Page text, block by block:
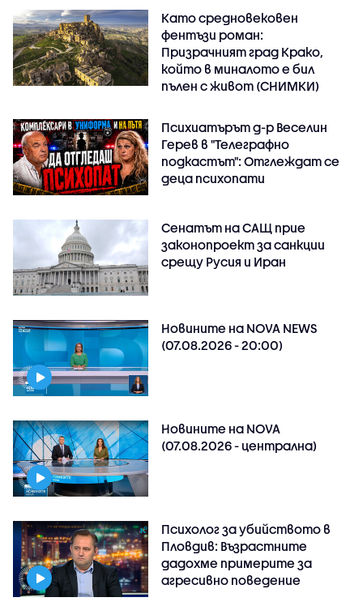
Като средновековен
фентъзи роман:
Призрачният град Крако,
който в миналото е бил
пълен с живот (СНИМКИ)
Психиатърът д-р Веселин
Герев в "Телеграфно
подкастът": Отглеждат се
деца психопати
Сенатът на САЩ прие
законопроект за санкции
срещу Русия и Иран
Новините на NOVA NEWS
(07.08.2026 - 20:00)
Новините на NOVA
(07.08.2026 - централна)
Психолог за убийството в
Пловдив: Възрастните
дадохме примерите за
агресивно поведение